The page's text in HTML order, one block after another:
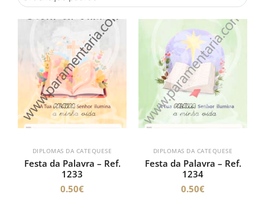
DIPLOMAS DA CATEQUESE
Festa da Palavra – Ref.
1233
0.50€
DIPLOMAS DA CATEQUESE
Festa da Palavra – Ref.
1234
0.50€